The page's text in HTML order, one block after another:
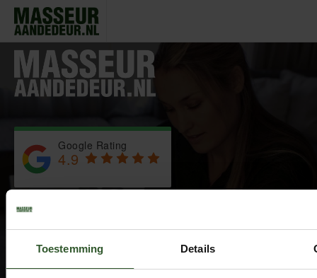
Toestemming Details
Google Rating
4.9
Masseurs
Sluit aan als masseur